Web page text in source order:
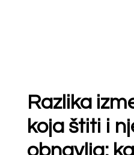
Razlika
koja štiti i
obnavlja: